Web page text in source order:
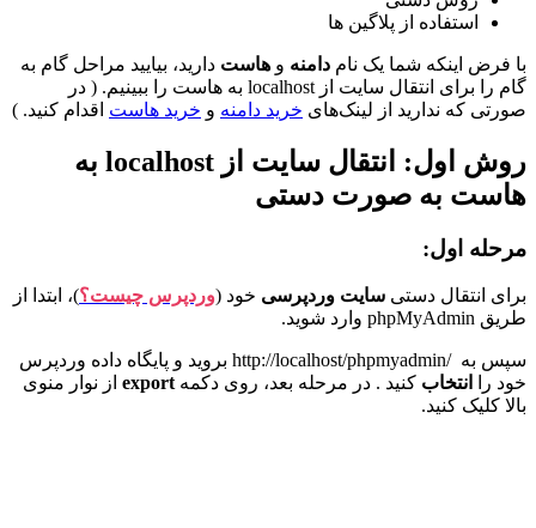
استفاده از پلاگین ها
با فرض اینکه شما یک نام دامنه و هاست دارید، بیایید مراحل گام به
گام را برای انتقال سایت از localhost به هاست را ببینیم. ( در
صورتی که ندارید از لینک‌های خرید دامنه و خرید هاست اقدام کنید. )
روش اول: انتقال سایت از localhost به
هاست به صورت دستی
مرحله اول:
برای انتقال دستی سایت وردپرسی خود (وردپرس چیست؟)، ابتدا از
طریق phpMyAdmin وارد شوید.
سپس به /http://localhost/phpmyadmin بروید و پایگاه داده وردپرس
خود را
انتخاب کنید . در مرحله بعد، روی دکمه export از نوار منوی
بالا کلیک کنید.